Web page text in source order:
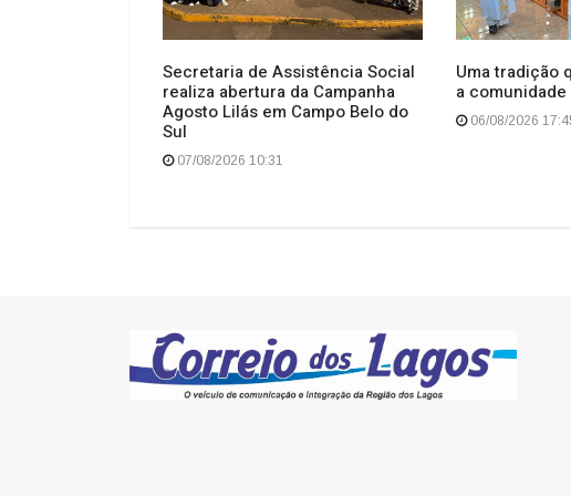
Secretaria de Assistência Social
realiza abertura da Campanha
Agosto Lilás em Campo Belo do
Sul
07/08/2026 10:31
Uma tradição
a
06/08/2026